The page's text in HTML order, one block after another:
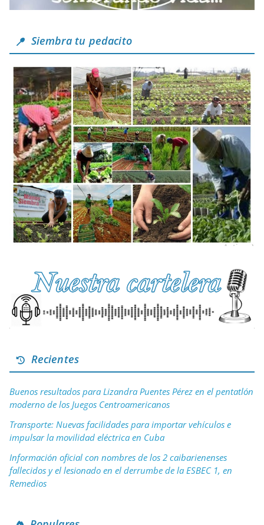
Siembra tu pedacito
Recientes
Buenos resultados para Lizandra Puentes Pérez en el pentatlón
moderno de los Juegos Centroamericanos
Transporte: Nuevas facilidades para importar vehículos e
impulsar la movilidad eléctrica en Cuba
Información oficial con nombres de los 2 caibarienenses
fallecidos y el lesionado en el derrumbe de la ESBEC 1, en
Remedios